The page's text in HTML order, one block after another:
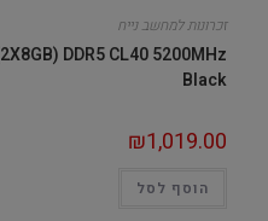
זכרונות למחשב נייח
DDR5 CL40 5200MHz
Black
₪1,019.00
הוסף לסל